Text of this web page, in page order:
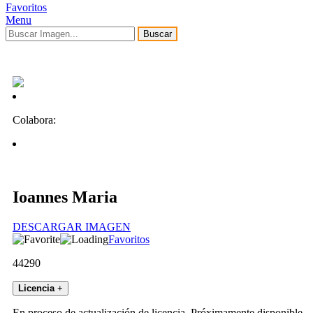
Favoritos
Menu
Buscar
Colabora:
Ioannes Maria
DESCARGAR IMAGEN
Favoritos
44290
Licencia +